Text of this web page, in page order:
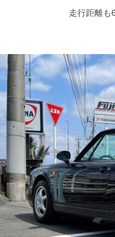
走行距離も